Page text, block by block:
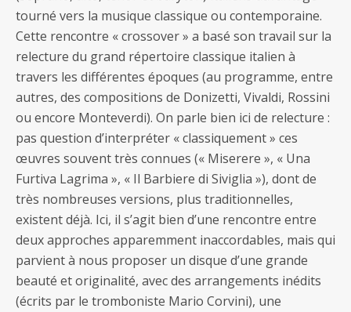
tourné vers la musique classique ou contemporaine.
Cette rencontre « crossover » a basé son travail sur la
relecture du grand répertoire classique italien à
travers les différentes époques (au programme, entre
autres, des compositions de Donizetti, Vivaldi, Rossini
ou encore Monteverdi). On parle bien ici de relecture :
pas question d’interpréter « classiquement » ces
œuvres souvent très connues (« Miserere », « Una
Furtiva Lagrima », « Il Barbiere di Siviglia »), dont de
très nombreuses versions, plus traditionnelles,
existent déjà. Ici, il s’agit bien d’une rencontre entre
deux approches apparemment inaccordables, mais qui
parvient à nous proposer un disque d’une grande
beauté et originalité, avec des arrangements inédits
(écrits par le tromboniste Mario Corvini), une